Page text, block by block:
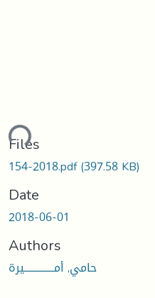
Files
154-2018.pdf(397.58 KB)
Date
2018-06-01
Authors
حامي, أمــــــــــــــيرة